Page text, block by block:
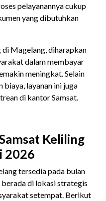
pelayanannya cukup
yang dibutuhkan
di Magelang, diharapkan
dalam membayar
meningkat. Selain
biaya, layanan ini juga
di kantor Samsat.
Keliling
2026
tersedia pada bulan
berada di lokasi strategis
setempat. Berikut